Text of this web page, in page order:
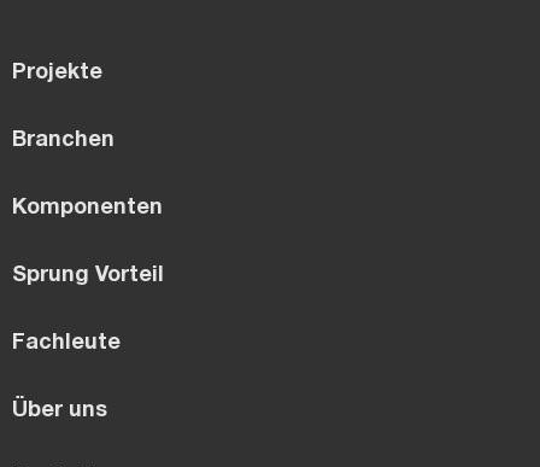
Projekte
Branchen
Komponenten
Sprung Vorteil
Fachleute
Über uns